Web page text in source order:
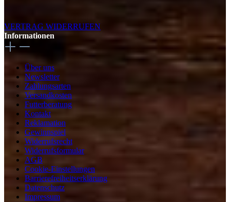
VERTRAG WIDERRUFEN
Informationen
Über uns
Newsletter
Zahlungsarten
Versandkosten
Futterberatung
Kontakt
Reklamation
Gewinnspiel
Widerrufsrecht
Widerrufsformular
AGB
Cookie-Einstellungen
Barrierefreiheitserklärung
Datenschutz
Impressum